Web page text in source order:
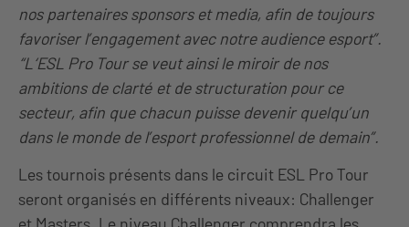
nos partenaires sponsors et media, afin de toujours
favoriser l’engagement avec notre audience esport”.
“L‘ESL Pro Tour se veut ainsi le miroir de nos
ambitions de clarté et de structuration pour ce
secteur, afin que chacun puisse devenir quelqu’un
dans le monde de l’esport professionnel de demain”.
Les tournois présents dans le circuit ESL Pro Tour
seront organisés en différents niveaux: Challenger